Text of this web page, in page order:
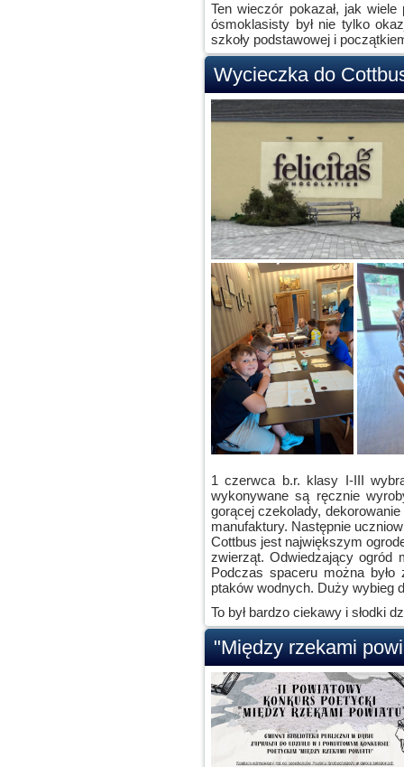
Ten wieczór pokazał, jak
ósmoklasisty był nie tylko
szkoły podstawowej i
Wycieczka do
1 czerwca b.r. klasy I-III
wykonywane są ręcznie
gorącej czekolady,
manufaktury. Następnie
Cottbus jest największym
zwierząt. Odwiedzający ogród
Podczas spaceru można było
ptaków wodnych. Duży wybieg
To był bardzo ciekawy i słodki
"Między rzekami